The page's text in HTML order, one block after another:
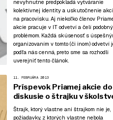
nevyhnutne predpokladá vytváranie
kolektívnej identity a uskutočnenie
na pracovisku. Aj niekoľko členov
akcie pracuje v IT odvetví a čelí
problémom. Každá skúsenosť s
organizovaním v tomto (či inom) odvetví
podľa nás cenná, preto sme sa rozhodli
uverejniť tento článok.
11. FEBRUÁRA 2013
Príspevok Priamej akcie do
diskusie o štrajku v
Štrajk, ktorý vlastne ani štrajkom nie je,
požiadavky, z ktorých vlastne nebola